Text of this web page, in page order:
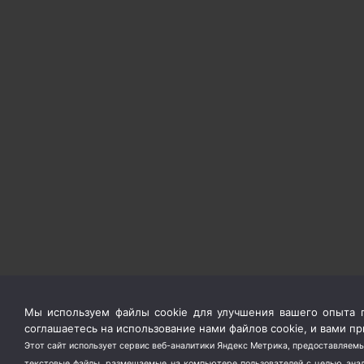
Мы используем файлы cookie для улучшения вашего опыта
соглашаетесь на использование нами файлов cookie, и вами
Этот сайт использует сервис веб-аналитики Яндекс Метрика,